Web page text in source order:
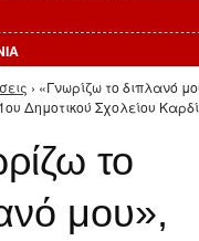
› «Γνωρίζω το διπλανό
Δημοτικού Σχολείου
το
μου»,